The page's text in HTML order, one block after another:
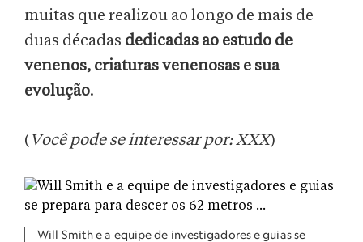
muitas que realizou ao longo de mais de
duas décadas dedicadas ao estudo de
venenos, criaturas venenosas e sua
evolução.
( Você pode se interessar por: XXX)
Will Smith e a equipe de investigadores e guias se